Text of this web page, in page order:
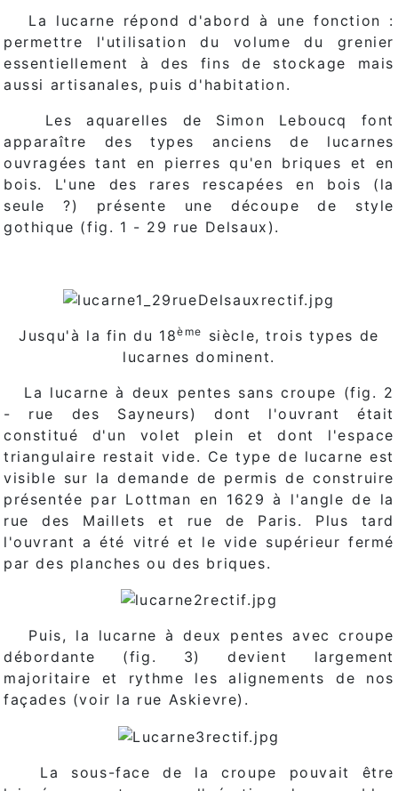
La lucarne répond d'abord à une fonction :
permettre l'utilisation du volume du grenier
essentiellement à des fins de stockage mais
aussi artisanales, puis d'habitation.
Les aquarelles de Simon Leboucq font
apparaître des types anciens de lucarnes
ouvragées tant en pierres qu'en briques et en
bois. L'une des rares rescapées en bois (la
seule ?) présente une découpe de style
gothique (fig. 1 - 29 rue Delsaux).
Jusqu'à la fin du 18ème
siècle, trois types de
lucarnes dominent.
La lucarne à deux pentes sans croupe (fig. 2
- rue des Sayneurs) dont l'ouvrant était
constitué d'un volet plein et dont l'espace
triangulaire restait vide. Ce type de lucarne est
visible sur la demande de permis de construire
présentée par Lottman en 1629 à l'angle de la
rue des Maillets et rue de Paris. Plus tard
l'ouvrant a été vitré et le vide supérieur fermé
par des planches ou des briques.
Puis, la lucarne à deux pentes avec croupe
débordante (fig. 3) devient largement
majoritaire et rythme les alignements de nos
façades (voir la rue Askievre).
La sous-face de la croupe pouvait être